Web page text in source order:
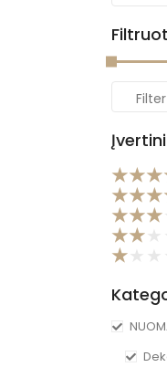
Filter
★★★
★★★
★★★
★★
★